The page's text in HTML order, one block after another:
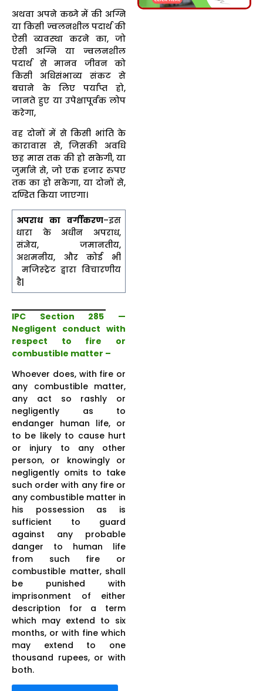
अथवा अपने कब्जे में की अग्नि
या किसी ज्वलनशील पदार्थ की
ऐसी व्यवस्था करने का, जो
ऐसी अग्नि या ज्वलनशील
पदार्थ से मानव जीवन को
किसी अधिसंभाव्य संकट से
बचाने के लिए पर्याप्त हो,
जानते हुए या उपेक्षापूर्वक लोप
करेगा,
वह दोनों में से किसी भांति के
कारावास से, जिसकी अवधि
छह मास तक की हो सकेगी, या
जुर्माने से, जो एक हजार रुपए
तक का हो सकेगा, या दोनों से,
दण्डित किया जाएगा।
अपराध का वर्गीकरण–इस
धारा के अधीन अपराध,
संज्ञेय, जमानतीय,
अशमनीय, और कोई भी
मजिस्ट्रेट द्वारा विचारणीय
है|
IPC Section 285 —
Negligent conduct with
respect to fire or
combustible matter –
Whoever does, with fire or
any combustible matter,
any act so rashly or
negligently as to
endanger human life, or
to be likely to cause hurt
or injury to any other
person, or knowingly or
negligently omits to take
such order with any fire or
any combustible matter in
his possession as is
sufficient to guard
against any probable
danger to human life
from such fire or
combustible matter, shall
be punished with
imprisonment of either
description for a term
which may extend to six
months, or with fine which
may extend to one
thousand rupees, or with
both.